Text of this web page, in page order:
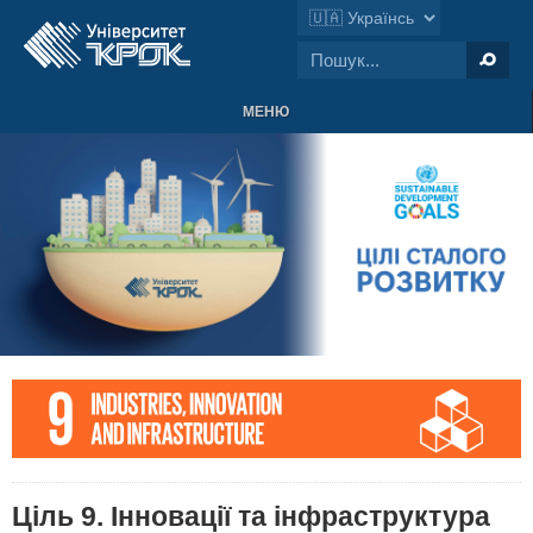
МЕНЮ
Ціль 9. Інновації та інфраструктура